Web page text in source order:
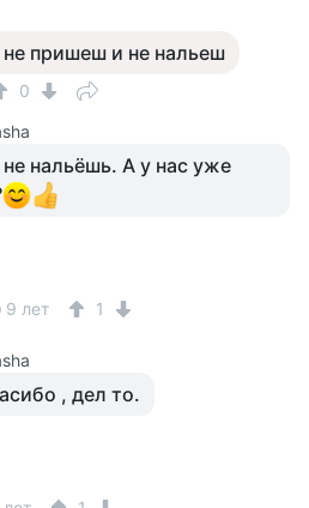
не пришеш и не нальеш
0
нальёшь. А у нас уже
9 лет 1
, дел то.